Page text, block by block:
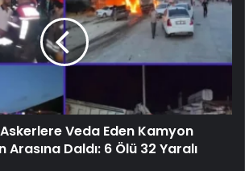
Veda Eden Kamyon
Arasına Daldı: 6 Ölü 32 Yaralı